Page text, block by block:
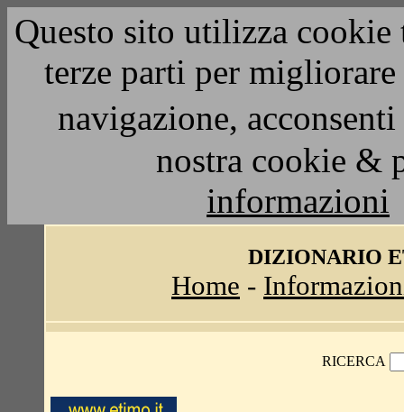
Questo sito utilizza
terze parti per
navigazione,
nostra cookie &
informazioni
DIZIONARIO
Home -
RICERCA